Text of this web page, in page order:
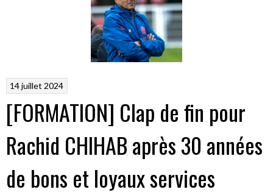
14 juillet 2024
[FORMATION] Clap de fin pour
Rachid CHIHAB après 30 années
de bons et loyaux services